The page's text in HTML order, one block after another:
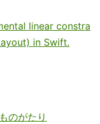
linear constra
in Swift.
のがたり